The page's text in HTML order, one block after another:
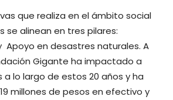
que realiza en el ámbito social
se alinean en tres pilares:
Apoyo en desastres naturales. A
Gigante ha impactado a
a lo largo de estos 20 años y ha
millones de pesos en efectivo y